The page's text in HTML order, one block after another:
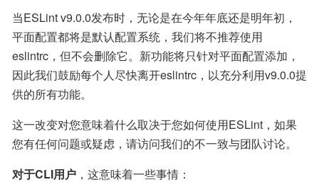
当ESLint v9.0.0发布时，无论是在今年年底还是明年初，
平面配置都将是默认配置系统，我们将不推荐使用
eslintrc，但不会删除它。新功能将只针对平面配置添加，
因此我们鼓励每个人尽快离开eslintrc，以充分利用v9.0.0提
供的所有功能。
这一改变对您意味着什么取决于您如何使用ESLint，如果
您有任何问题或疑虑，请访问我们的不一致与团队讨论。
对于CLI用户 ，这意味着一些事情：